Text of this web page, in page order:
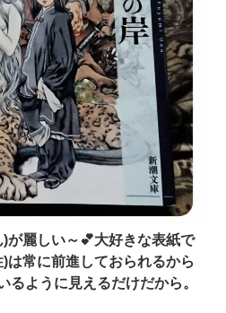
が麗しい～💕大好きな表紙で
は常に前進しておられるから
るように見えるだけだから。